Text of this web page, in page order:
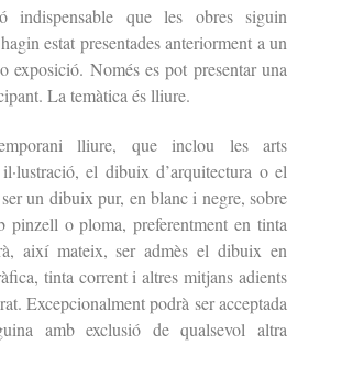
indispensable que les obres siguin
estat presentades anteriorment a un
exposició. Només es pot presentar una
La temàtica és lliure.
lliure, que inclou les arts
el dibuix d’arquitectura o el
un dibuix pur, en blanc i negre, sobre
pinzell o ploma, preferentment en tinta
així mateix, ser admès el dibuix en
tinta corrent i altres mitjans adients
Excepcionalmentpodrà ser acceptada
amb exclusió de qualsevol altra